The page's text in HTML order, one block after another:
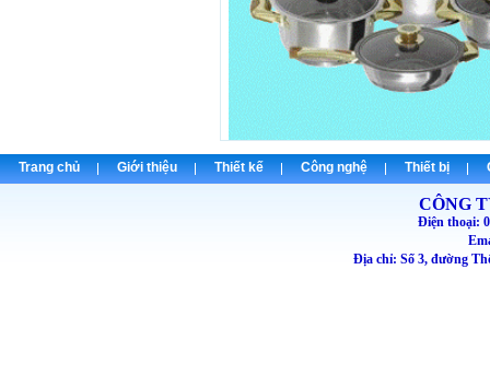
Trang chủ Giới thiệu Thiết kế Công nghệ Thiết bị
CÔNG
Điện thoại:
Địa chỉ: Số 3, đường